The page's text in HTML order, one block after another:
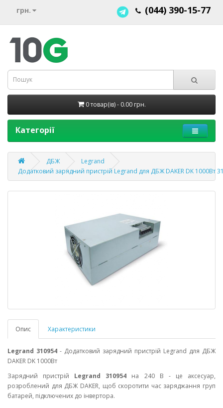
грн. (044) 390-15-77
0 товар(ів) - 0.00 грн.
Категорії
ДБЖ
Legrand
Додатковий зарядний пристрій Legrand для ДБЖ DAKER DK 1000Вт
Опис Характеристики
Legrand 310954 - Додатковий зарядний пристрій Legrand для ДБЖ
DAKER DK 1000Вт
Зарядний пристрій Legrand 310954 на 240 В - це аксесуар,
розроблений для ДБЖ DAKER, щоб скоротити час заряджання груп
батарей, підключених до інвертора.